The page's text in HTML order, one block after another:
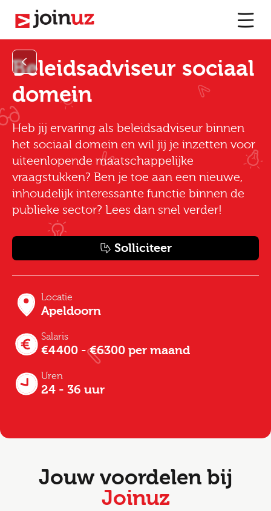
Beleidsadviseur sociaal
domein
Heb jij ervaring als beleidsadviseur binnen
het sociaal domein en wil jij je inzetten voor
uiteenlopende maatschappelijke
vraagstukken? Ben je toe aan een nieuwe,
inhoudelijk interessante functie binnen de
publieke sector? Lees dan snel verder!
Solliciteer
Locatie
Apeldoorn
Salaris
€4400 - €6300 per maand
Uren
24 - 36 uur
Jouw voordelen bij
Joinuz